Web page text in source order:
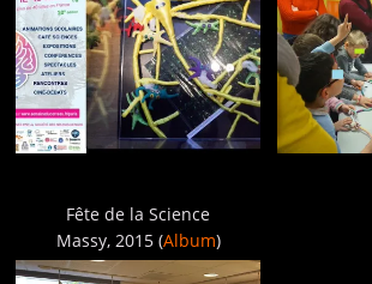
Fête de la Science
Massy, 2015 (Album)